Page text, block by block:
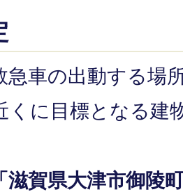
急車の出動する場
くに目標となる建
滋賀県大津市御陵